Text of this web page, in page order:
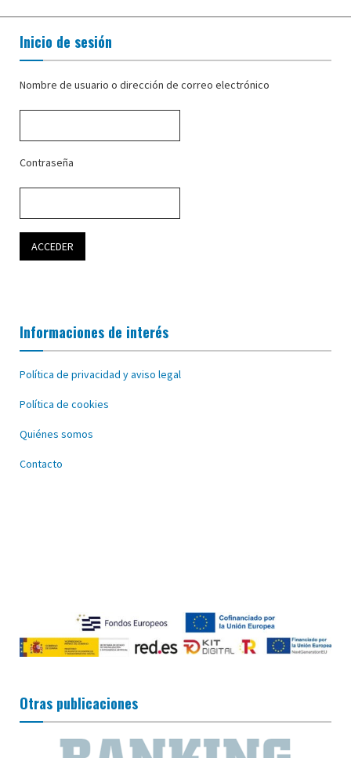
Inicio de sesión
Nombre de usuario o dirección de correo electrónico
Contraseña
Informaciones de interés
Política de privacidad y aviso legal
Política de cookies
Quiénes somos
Contacto
Otras publicaciones